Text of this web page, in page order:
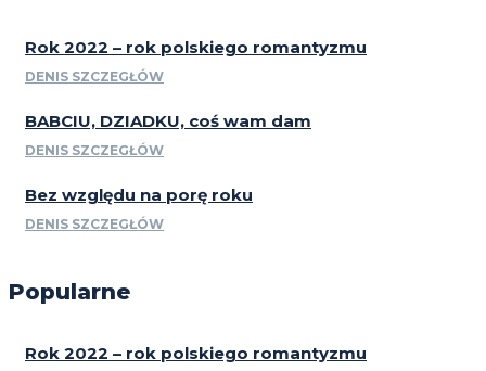
Rok 2022 – rok polskiego romantyzmu
DENIS SZCZEGŁÓW
BABCIU, DZIADKU, coś wam dam
DENIS SZCZEGŁÓW
Bez względu na porę roku
DENIS SZCZEGŁÓW
Popularne
Rok 2022 – rok polskiego romantyzmu